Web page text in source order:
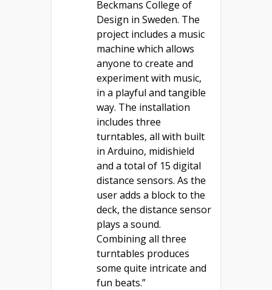
Beckmans College of
Design in Sweden. The
project includes a music
machine which allows
anyone to create and
experiment with music,
in a playful and tangible
way. The installation
includes three
turntables, all with built
in Arduino, midishield
and a total of 15 digital
distance sensors. As the
user adds a block to the
deck, the distance sensor
plays a sound.
Combining all three
turntables produces
some quite intricate and
fun beats.”